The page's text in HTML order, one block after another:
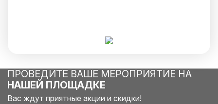
ПРОВЕДИТЕ ВАШЕ МЕРОПРИЯТИЕ НА
НАШЕЙ ПЛОЩАДКЕ
Вас ждут приятные акции и скидки!